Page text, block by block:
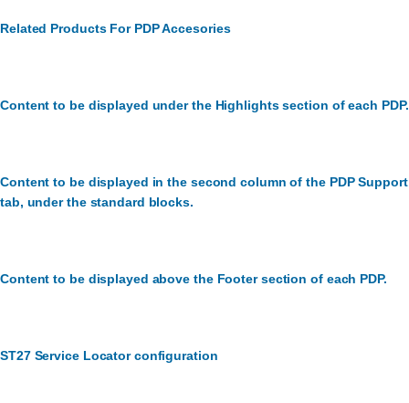
Related Products For PDP Accesories
Content to be displayed under the Highlights section of each PDP.
Content to be displayed in the second column of the PDP Support
tab, under the standard blocks.
Content to be displayed above the Footer section of each PDP.
ST27 Service Locator configuration